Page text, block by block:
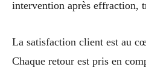
intervention après effraction,
La satisfaction client est au
Chaque retour est pris en